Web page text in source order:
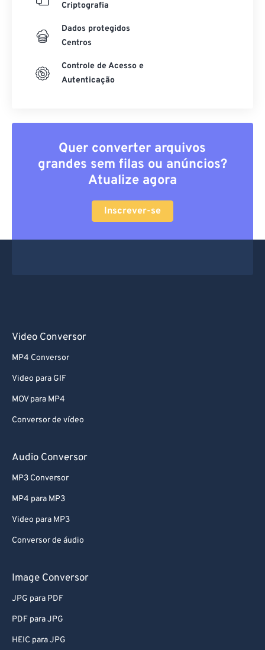
Criptografia
Dados protegidos
Centros
Controle de Acesso e
Autenticação
Quer converter arquivos
grandes sem filas ou anúncios?
Atualize agora
Inscrever-se
Video Conversor
MP4 Conversor
Video para GIF
MOV para MP4
Conversor de vídeo
Audio Conversor
MP3 Conversor
MP4 para MP3
Video para MP3
Conversor de áudio
Image Conversor
JPG para PDF
PDF para JPG
HEIC para JPG